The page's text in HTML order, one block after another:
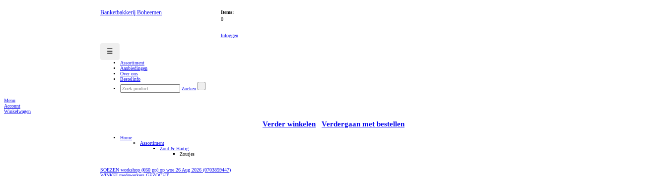
Banketbakkerij Boheemen
Items:
0
Inloggen
☰
Assortiment
Aanbiedingen
Over ons
Bestelinfo
Zoeken
Menu
Account
Winkelwagen
Verder winkelen Verdergaan met bestellen
Home
Assortiment
Zout & Hartig
Zoutjes
SOEZEN workshop (€60 pp) op woe 26 Aug 2026 (0703859447)